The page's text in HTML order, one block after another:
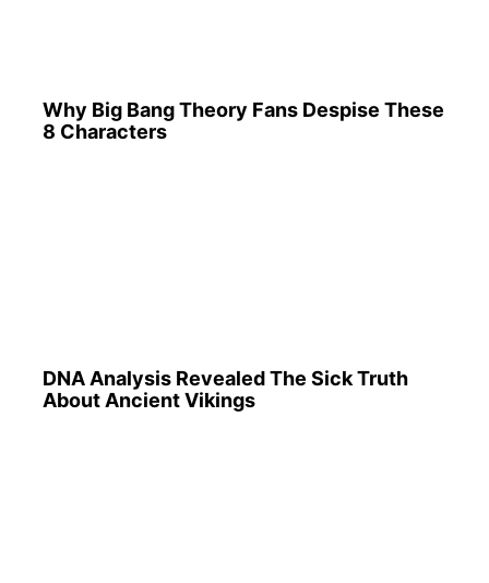
Why Big Bang Theory Fans Despise These
8 Characters
DNA Analysis Revealed The Sick Truth
About Ancient Vikings